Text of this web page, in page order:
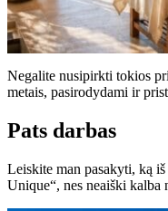
Negalite nusipirkti tokios
metais, pasirodydami ir
Pats darbas
Leiskite man pasakyti, ką
Unique“, nes neaiški kalba